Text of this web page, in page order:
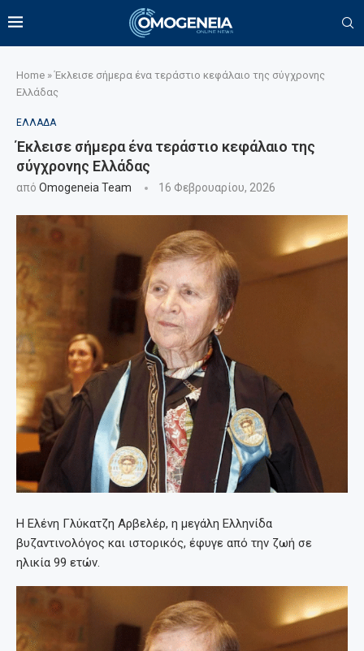
Home »Έκλεισε σήμερα ένα τεράστιο κεφάλαιο της σύγχρονης
Ελλάδας
ΕΛΛΑΔΑ
Έκλεισε σήμερα ένα τεράστιο κεφάλαιο της
σύγχρονης Ελλάδας
από Omogeneia Team 16 Φεβρουαρίου, 2026
Η Ελένη Γλύκατζη Αρβελέρ, η μεγάλη Ελληνίδα
βυζαντινολόγος και ιστορικός, έφυγε από την ζωή σε
ηλικία 99 ετών.